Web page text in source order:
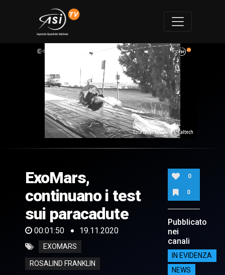
of
50
seconds
ExoMars,
continuano i test
sui paracadute
00:01:50 19.11.2020
EXOMARS
ROSALIND FRANKLIN
0
0
Pubblicato
nei
canali
IN EVIDENZA
NEWS